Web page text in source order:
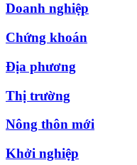
Doanh nghiệp
Chứng khoán
Địa phương
Thị trường
Nông thôn mới
Khởi nghiệp